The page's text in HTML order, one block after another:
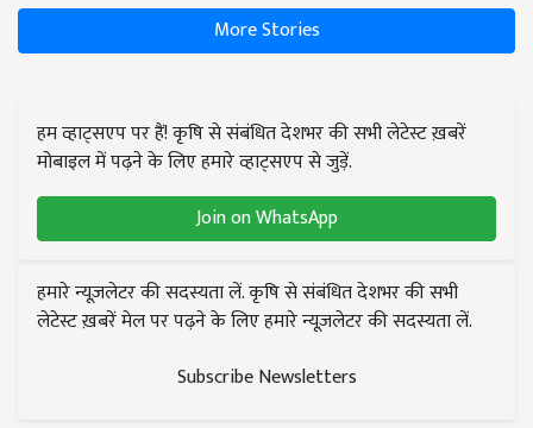
More Stories
हम व्हाट्सएप पर हैं! कृषि से संबंधित देशभर की सभी लेटेस्ट ख़बरें
मोबाइल में पढ़ने के लिए हमारे व्हाट्सएप से जुड़ें.
Join on WhatsApp
हमारे न्यूज़लेटर की सदस्यता लें. कृषि से संबंधित देशभर की सभी
लेटेस्ट ख़बरें मेल पर पढ़ने के लिए हमारे न्यूज़लेटर की सदस्यता लें.
Subscribe Newsletters